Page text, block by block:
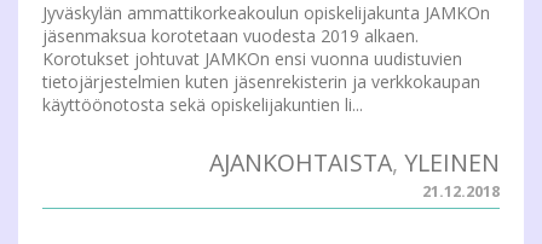
Jyväskylän ammattikorkeakoulun opiskelijakunta JAMKOn
jäsenmaksua korotetaan vuodesta 2019 alkaen.
Korotukset johtuvat JAMKOn ensi vuonna uudistuvien
tietojärjestelmien kuten jäsenrekisterin ja verkkokaupan
käyttöönotosta sekä opiskelijakuntien li...
AJANKOHTAISTA, YLEINEN
21.12.2018